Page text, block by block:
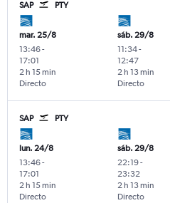
SAP PTY
mar. 25/8
13:46-
17:01
Directo
2 h 15 min
sáb. 29/8
11:34-
12:47
Directo
2 h 13 min
SAP PTY
lun. 24/8
13:46-
17:01
Directo
2 h 15 min
sáb. 29/8
22:19-
23:32
Directo
2 h 13 min